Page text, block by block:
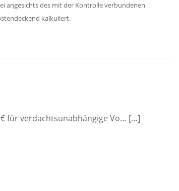
angesichts des mit der Kontrolle verbundenen
kalkuliert.
für verdachtsunabhängige Vo… […]